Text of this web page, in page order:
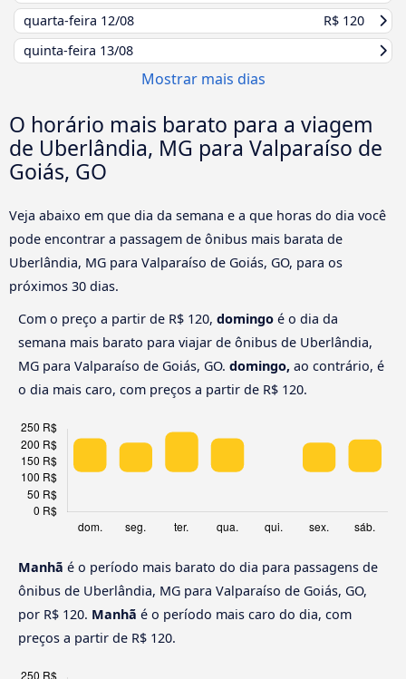
quarta-feira 12/08
R$ 120
quinta-feira 13/08
Mostrar mais dias
O horário mais barato para a viagem
de Uberlândia, MG para Valparaíso de
Goiás, GO
Veja abaixo em que dia da semana e a que horas do dia você
pode encontrar a passagem de ônibus mais barata de
Uberlândia, MG para Valparaíso de Goiás, GO, para os
próximos 30 dias.
Com o preço a partir de R$ 120, domingo é o dia da
semana mais barato para viajar de ônibus de Uberlândia,
MG para Valparaíso de Goiás, GO. domingo, ao contrário, é
o dia mais caro, com preços a partir de R$ 120.
Manhã é o período mais barato do dia para passagens de
ônibus de Uberlândia, MG para Valparaíso de Goiás, GO,
por R$ 120. Manhã é o período mais caro do dia, com
preços a partir de R$ 120.